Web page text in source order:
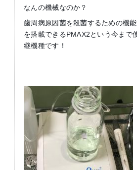
なんの機械なのか？
歯周病原因菌を殺菌するための機
を搭載できるPMAX2という今まで
継機種です！